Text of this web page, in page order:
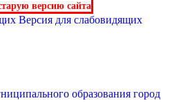
версию сайта
Версия для слабовидящих
образования город